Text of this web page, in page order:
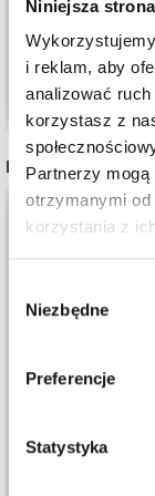
Niniejsza
i reklam, aby
analizować
korzystasz z
Partnerzy mogą
otrzymanymi
korzystania z
zgody
Niezbędne
Preferencje
Statystyka
Dodaj do
INNI TEŻ WIDZIELI